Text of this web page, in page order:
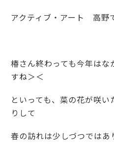
アクティブ・アート 高野
椿さん終わっても今年はな
すね＞＜
といっても、菜の花が咲
りして
春の訪れは少しづつでは